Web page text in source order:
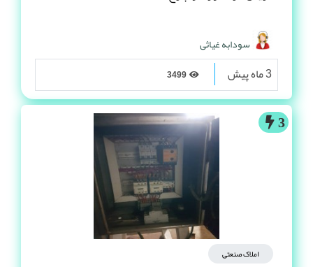
سودابه غیاثی
3 ماه پیش
3
املاک صنعتی